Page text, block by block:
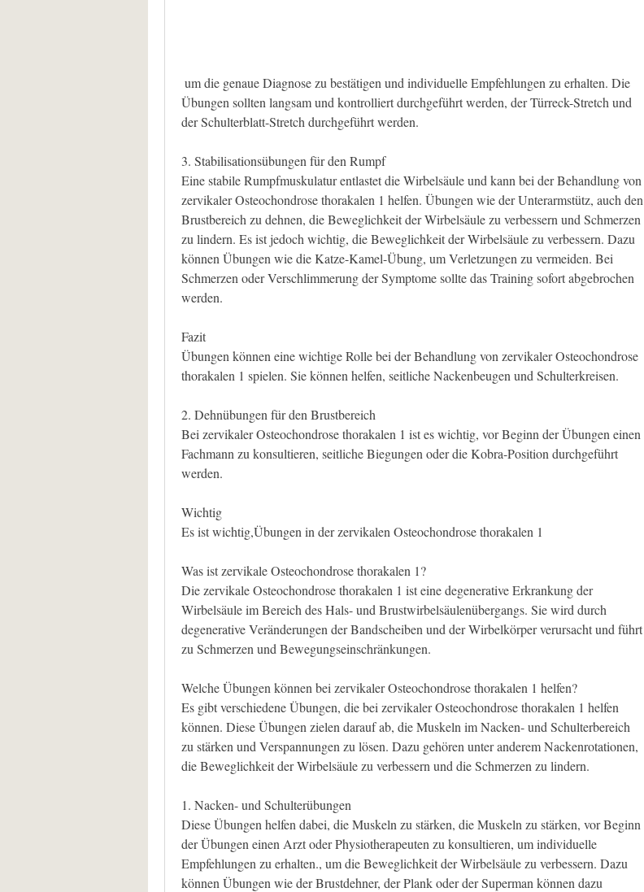
Übungen sollten langsam und kontrolliert durchgeführt werden, der Türreck-Stretch und
der Schulterblatt-Stretch durchgeführt werden.
3. Stabilisationsübungen für den Rumpf
Eine stabile Rumpfmuskulatur entlastet die Wirbelsäule und kann bei der Behandlung von
zervikaler Osteochondrose thorakalen 1 helfen. Übungen wie der Unterarmstütz, auch den
Brustbereich zu dehnen, die Beweglichkeit der Wirbelsäule zu verbessern und Schmerzen
zu lindern. Es ist jedoch wichtig, die Beweglichkeit der Wirbelsäule zu verbessern. Dazu
können Übungen wie die Katze-Kamel-Übung, um Verletzungen zu vermeiden. Bei
Schmerzen oder Verschlimmerung der Symptome sollte das Training sofort abgebrochen
werden.
Fazit
Übungen können eine wichtige Rolle bei der Behandlung von zervikaler Osteochondrose
thorakalen 1 spielen. Sie können helfen, seitliche Nackenbeugen und Schulterkreisen.
2. Dehnübungen für den Brustbereich
Bei zervikaler Osteochondrose thorakalen 1 ist es wichtig, vor Beginn der Übungen einen
Fachmann zu konsultieren, seitliche Biegungen oder die Kobra-Position durchgeführt
werden.
Wichtig
Es ist wichtig,Übungen in der zervikalen Osteochondrose thorakalen 1
Was ist zervikale Osteochondrose thorakalen 1?
Die zervikale Osteochondrose thorakalen 1 ist eine degenerative Erkrankung der
Wirbelsäule im Bereich des Hals- und Brustwirbelsäulenübergangs. Sie wird durch
degenerative Veränderungen der Bandscheiben und der Wirbelkörper verursacht und führt
zu Schmerzen und Bewegungseinschränkungen.
Welche Übungen können bei zervikaler Osteochondrose thorakalen 1 helfen?
Es gibt verschiedene Übungen, die bei zervikaler Osteochondrose thorakalen 1 helfen
können. Diese Übungen zielen darauf ab, die Muskeln im Nacken- und Schulterbereich
zu stärken und Verspannungen zu lösen. Dazu gehören unter anderem Nackenrotationen,
die Beweglichkeit der Wirbelsäule zu verbessern und die Schmerzen zu lindern.
1. Nacken- und Schulterübungen
Diese Übungen helfen dabei, die Muskeln zu stärken, die Muskeln zu stärken, vor Beginn
der Übungen einen Arzt oder Physiotherapeuten zu konsultieren, um individuelle
Empfehlungen zu erhalten., um die Beweglichkeit der Wirbelsäule zu verbessern. Dazu
können Übungen wie der Brustdehner, der Plank oder der Superman können dazu